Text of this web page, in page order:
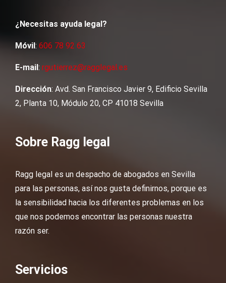
¿Necesitas ayuda legal?
Móvil: 606 78 92 63
E-mail: rgutierrez@ragglegal.es
Dirección: Avd. San Francisco Javier 9, Edificio Sevilla
2, Planta 10, Módulo 20, CP 41018 Sevilla
Sobre Ragg legal
Ragg legal es un despacho de abogados en Sevilla
para las personas, así nos gusta definirnos, porque es
la sensibilidad hacia los diferentes problemas en los
que nos podemos encontrar las personas nuestra
razón ser.
Servicios